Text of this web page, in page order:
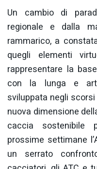
Un cambio di
regionale e dalla
rammarico, a
quegli elementi
rappresentare la
con la lunga e
sviluppata negli
nuova dimensione
caccia sostenibile
prossime settimane
un serrato